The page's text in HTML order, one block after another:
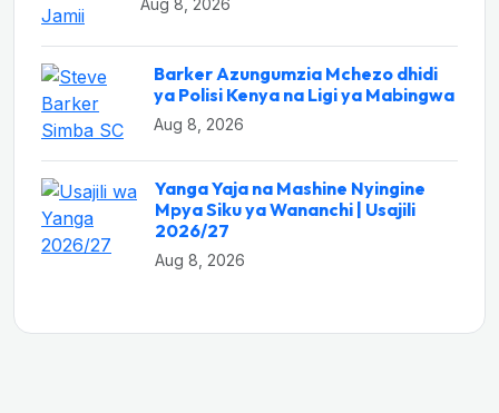
Barker Azungumzia Mchezo dhidi
ya Polisi Kenya na Ligi ya Mabingwa
Aug 8, 2026
Yanga Yaja na Mashine Nyingine
Mpya Siku ya Wananchi | Usajili
2026/27
Aug 8, 2026